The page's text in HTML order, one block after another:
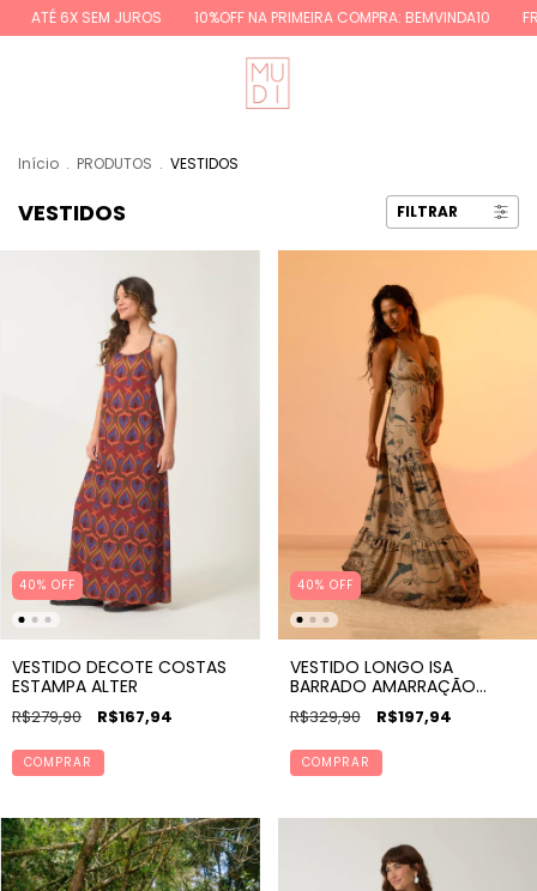
JUROS 10%OFF NA PRIMEIRA COMPRA: BEMVINDA10 FRETE GRÁTIS
Início . PRODUTOS . VESTIDOS
VESTIDOS FILTRAR
40% OFF
VESTIDO DECOTE COSTAS
ESTAMPA ALTER
R$279,90 R$167,94
COMPRAR
40% OFF
VESTIDO LONGO ISA
BARRADO AMARRAÇÃO
FRENTE ESTAMPA BANZEIRO
R$329,90 R$197,94
COMPRAR